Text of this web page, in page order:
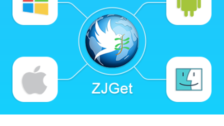
1AICloudとの深い統合
WebsiteまたはLMSとの統合
さまざまなビジネスモデルと収益化